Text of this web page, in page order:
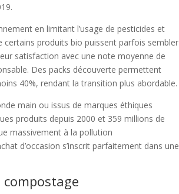
en limitant l’usage de pesticides et
certains produits bio puissent parfois sembler
satisfaction avec une note moyenne de
Des packs découverte permettent
40%, rendant la transition plus abordable.
main ou issus de marques éthiques
produits depuis 2000 et 359 millions de
massivement à la pollution
d’occasion s’inscrit parfaitement dans une
compostage